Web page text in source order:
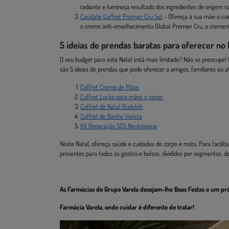
radiante e luminosa resultado dos ingredientes de origem
Caudalie Coffret Premier Cru Set - Ofereça à sua mãe o
o creme anti-envelhecimento Global Premier Cru, o
5 ideias de prendas baratas para oferecer no
O seu budget para este Natal está mais limitado? Não se preocupe!
são 5 ideias de prendas que pode oferecer a amigos, familiares ou
Coffret Creme de Mãos
Coffret Loção para mãos e corpo
Coffret de Natal Rudolph
Coffret de Banho Violeta
Kit Reparação SOS Neutrogena
Neste Natal, ofereça saúde e cuidados de corpo e rosto. Para
presentes para todos os gostos e bolsos, divididos por segmentos,
As Farmácias do Grupo Varela desejam-lhe Boas Festas e um
Farmácia Varela, onde cuidar é diferente de tratar!